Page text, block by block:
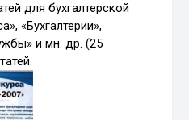
для бухгалтерской
«Бухгалтерии»,
и мн. др. (25